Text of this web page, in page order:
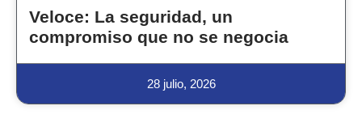
Veloce: La seguridad, un
compromiso que no se negocia
28 julio, 2026